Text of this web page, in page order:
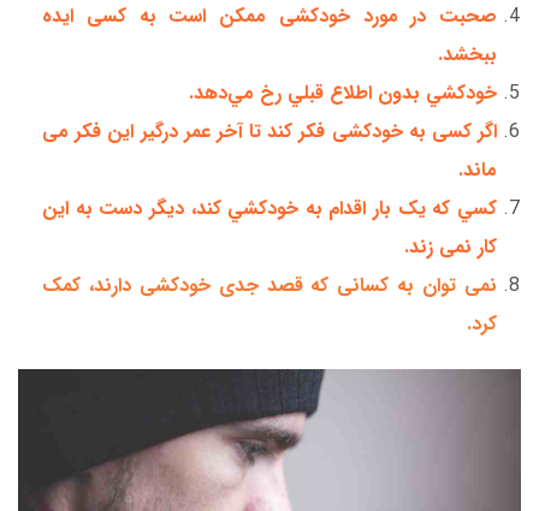
صحبت در مورد خودکشی ممکن است به کسی ایده
ببخشد.
خودکشي بدون اطلاع قبلي رخ مي‌دهد.
اگر کسی به خودکشی فکر کند تا آخر عمر درگیر این فکر می
ماند.
کسي که يک بار اقدام به خودکشي کند، ديگر دست به این
کار نمی زند.
نمی توان به کسانی که قصد جدی خودکشی دارند، کمک
کرد.